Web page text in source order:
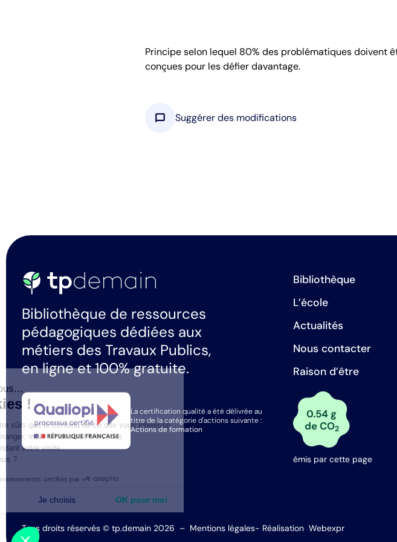
Principe selon lequel 80% des problématiques doivent
conçues pour les défier davantage.
chat_bubble Suggérer des modifications
Bibliothèque de ressources
pédagogiques dédiées aux
métiers des Travaux Publics,
en ligne et 100% gratuite.
La certification qualité a été délivrée au
titre de la catégorie d'actions suivante :
Actions de formation
Bibliothèque
L’école
Actualités
Nous contacter
Raison d’être
0.54 g
de CO2
émis par cette page
Tous droits réservés © tp.demain 2026 – Mentions légales- Réalisation Webexpr
Salut c'est nous...
les Cookies !
On a attendu d'être sûrs que le contenu de ce site vous intéresse
avant de vous déranger, mais on aimerait bien vous
accompagner pendant votre visite...
Consentements certifiés par
Non merci Je choisis